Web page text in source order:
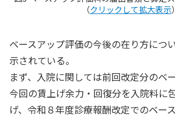
（クリックして拡大表示）
ベースアップ評価の今後の在り方につ
示されている。
まず、入院に関しては前回改定分のベ
今回の賃上げ余力・回復分を入院料に
げ、令和８年度診療報酬改定でのベー